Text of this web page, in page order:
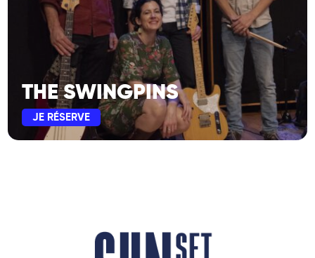
THE SWINGPINS
JE RÉSERVE